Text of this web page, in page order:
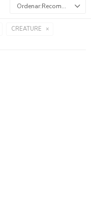
Recomendados
CREATURE